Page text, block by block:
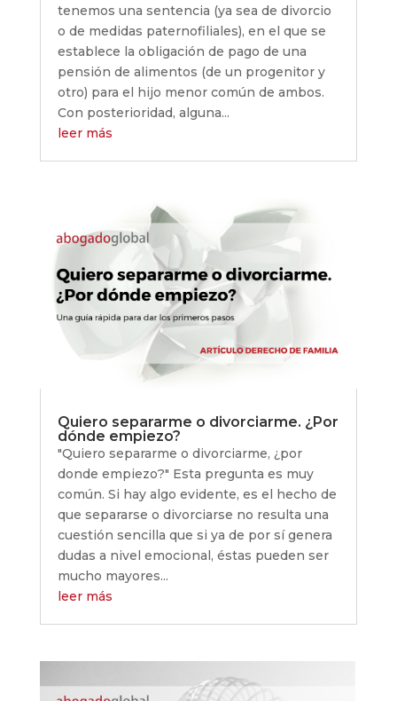
tenemos una sentencia (ya sea de divorcio
o de medidas paternofiliales), en el que se
establece la obligación de pago de una
pensión de alimentos (de un progenitor y
otro) para el hijo menor común de ambos.
Con posterioridad, alguna...
leer más
Quiero separarme o divorciarme. ¿Por
dónde empiezo?
"Quiero separarme o divorciarme, ¿por
donde empiezo?" Esta pregunta es muy
común. Si hay algo evidente, es el hecho de
que separarse o divorciarse no resulta una
cuestión sencilla que si ya de por sí genera
dudas a nivel emocional, éstas pueden ser
mucho mayores...
leer más